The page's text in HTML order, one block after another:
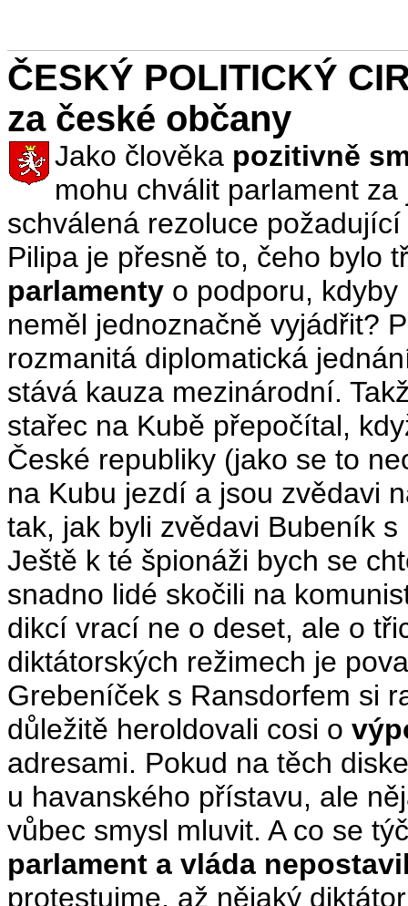
ČESKÝ POLITICKÝ
za české občany
Jako člověka pozitivně
mohu chválit parlament
schválená rezoluce
Pilipa je přesně to, čeho bylo
parlamenty o podporu, kdyby
neměl jednoznačně vyjádřit?
rozmanitá diplomatická
stává kauza mezinárodní.
stařec na Kubě přepočítal,
České republiky (jako se to
na Kubu jezdí a jsou zvědavi
tak, jak byli zvědavi Bubeník s
Ještě k té špionáži bych se
snadno lidé skočili na
dikcí vrací ne o deset, ale o
diktátorských režimech je
Grebeníček s Ransdorfem si
důležitě heroldovali cosi o
adresami. Pokud na těch
u havanského přístavu, ale
vůbec smysl mluvit. A co se
parlament a vláda
protestujme, až nějaký